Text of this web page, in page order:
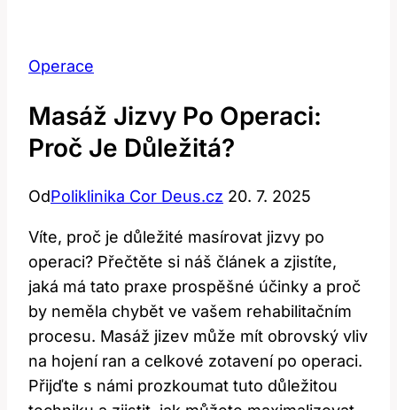
Operace
Masáž Jizvy Po Operaci:
Proč Je Důležitá?
OdPoliklinika Cor Deus.cz 20. 7. 2025
Víte, proč je důležité masírovat jizvy po
operaci? Přečtěte si náš článek a zjistíte,
jaká má tato praxe prospěšné účinky a proč
by neměla chybět ve vašem rehabilitačním
procesu. Masáž jizev může mít obrovský vliv
na hojení ran a celkové zotavení po operaci.
Přijďte s námi prozkoumat tuto důležitou